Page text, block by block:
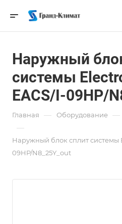
Наружный
системы
EACS/I-09HP/
Главная — Оборудование —
—
Наружный блок сплит системы
09HP/N8_25Y_out